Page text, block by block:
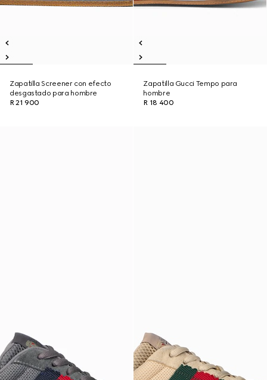
Zapatilla Screener con efecto
desgastado para hombre
R 21 900
Zapatilla Gucci Tempo para
hombre
R 18 400